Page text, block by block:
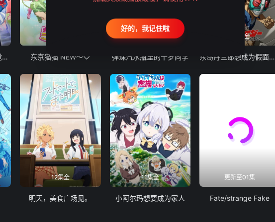
真・进化果 实不知不觉踏上胜利的人生 东京猫猫 NEW～♡ 弹珠汽水瓶里的千岁同学
24集全
东岛丹三郎想成为假面骑士
12集全
明天，美食广场见。
11集全
小阿尔玛想要成为家人
更新至01集
Fate/strange Fake
好的，我记住啦